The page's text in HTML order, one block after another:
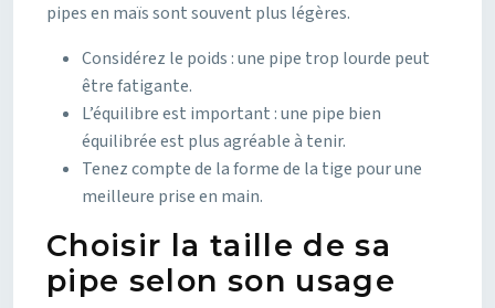
pipes en maïs sont souvent plus légères.
Considérez le poids : une pipe trop lourde peut
être fatigante.
L’équilibre est important : une pipe bien
équilibrée est plus agréable à tenir.
Tenez compte de la forme de la tige pour une
meilleure prise en main.
Choisir la taille de sa
pipe selon son usage